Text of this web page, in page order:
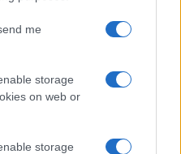
me
storage
on web or
storage
e impatto ambientale.
l’integrazione